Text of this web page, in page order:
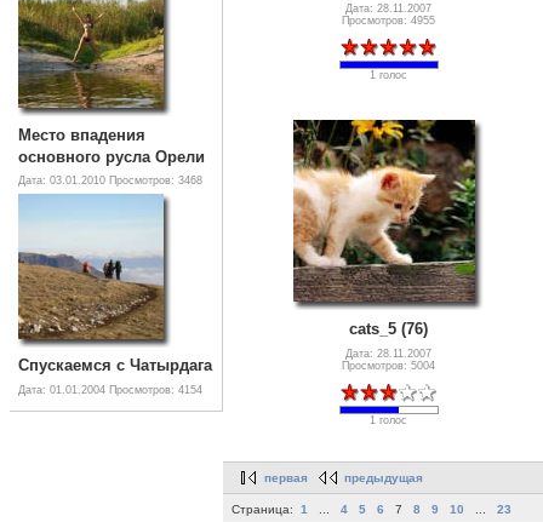
Место впадения
основного русла Орели
Дата: 03.01.2010 Просмотров: 3468
Спускаемся с Чатырдага
Дата: 01.01.2004 Просмотров: 4154
Дата: 28.11.2007
Просмотров: 4955
1 голос
cats_5 (76)
Дата: 28.11.2007
Просмотров: 5004
1 голос
первая предыдущая
Страница: 1 4 5 6 7 8 9 10 23